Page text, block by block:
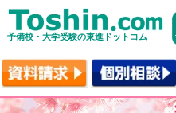
予備校・大学受験の東進ドットコム